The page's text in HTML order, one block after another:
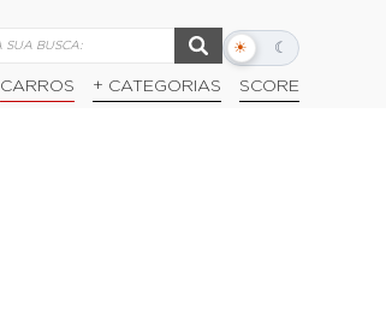
☀ ☾
Alternar
escuro
CARROS + CATEGORIAS SCORE